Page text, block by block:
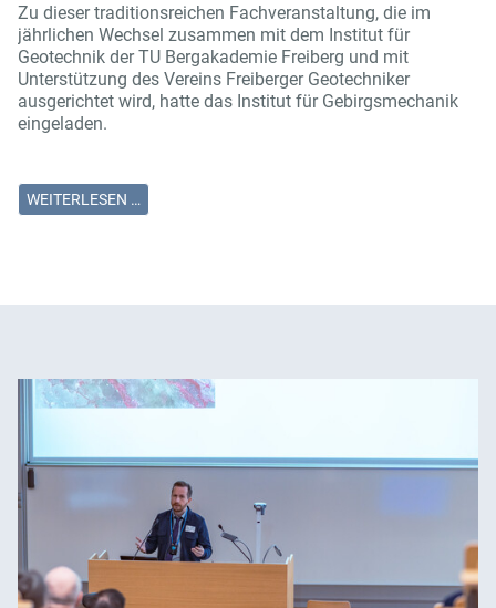
Zu dieser traditionsreichen Fachveranstaltung, die im
jährlichen Wechsel zusammen mit dem Institut für
Geotechnik der TU Bergakademie Freiberg und mit
Unterstützung des Vereins Freiberger Geotechniker
ausgerichtet wird, hatte das Institut für Gebirgsmechanik
eingeladen.
WEITERLESEN …